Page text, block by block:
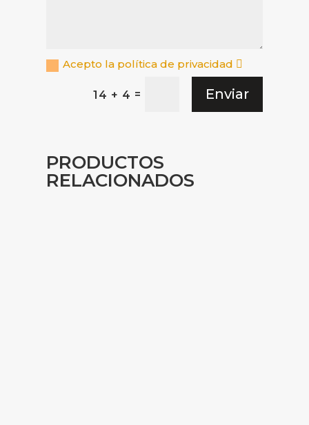
Acepto la política de privacidad
14 + 4 = Enviar
PRODUCTOS
RELACIONADOS